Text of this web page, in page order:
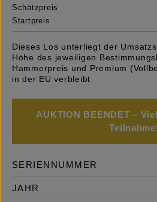
Schätzpreis
Startpreis
Dieses Los unterliegt der
Höhe des jeweiligen
Hammerpreis und Premium
in der EU verbleibt
AUKTION BEENDET –
SERIENNUMMER
JAHR